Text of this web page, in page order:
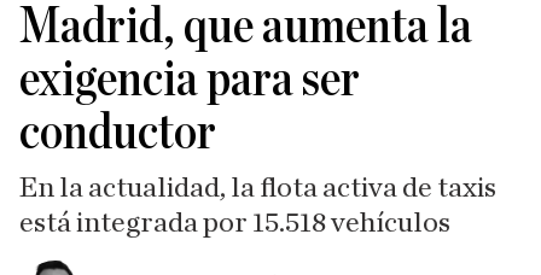
Madrid, que aumenta la
exigencia para ser
conductor
En la actualidad, la flota activa de taxis
está integrada por 15.518 vehículos